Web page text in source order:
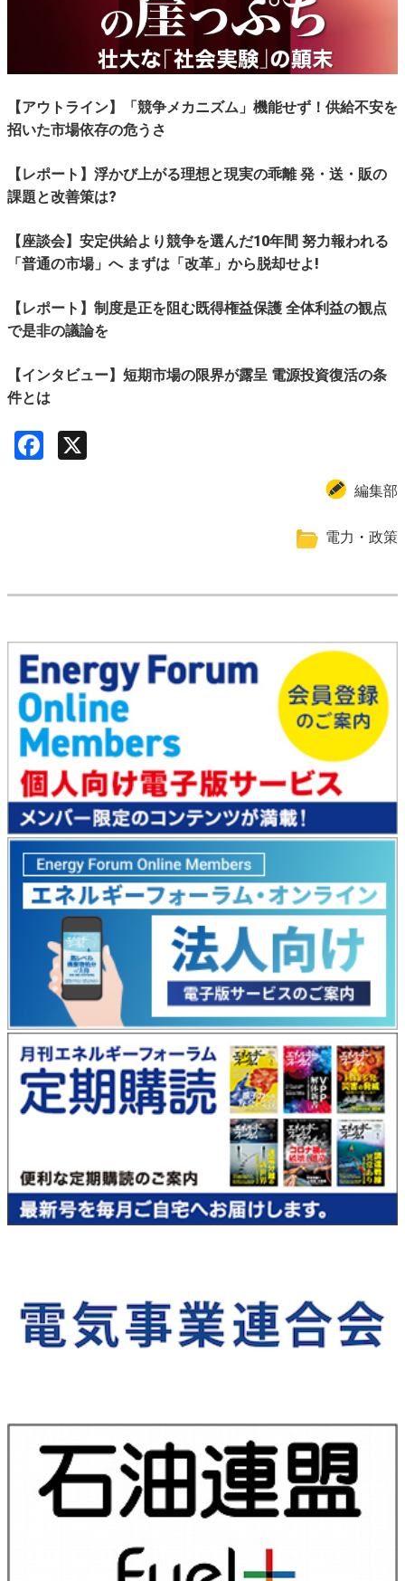
【アウトライン】「競争メカニズム」機能せず！供給不安を
招いた市場依存の危うさ
【レポート】浮かび上がる理想と現実の乖離 発・送・販の
課題と改善策は?
【座談会】安定供給より競争を選んだ10年間 努力報われる
「普通の市場」へ まずは「改革」から脱却せよ!
【レポート】制度是正を阻む既得権益保護 全体利益の観点
で是非の議論を
【インタビュー】短期市場の限界が露呈 電源投資復活の条
件とは
Facebook
編集部
電力 ・ 政策